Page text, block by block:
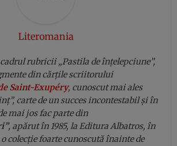
Literomania
rubricii „Pastila de înțelepciune”,
din cărțile scriitorului
Saint-Exupéry, cunoscut mai ales
carte de un succes incontestabil și în
mai jos fac parte din
, apărut în 1985, la Editura Albatros, în
o colecție foarte cunoscută înainte de